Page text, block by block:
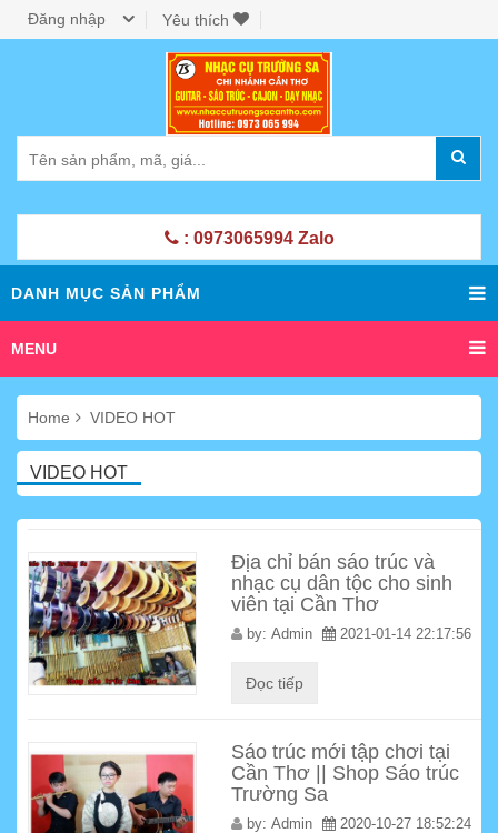
Đăng nhập Yêu thích
: 0973065994 Zalo
DANH MỤC SẢN PHẨM
MENU
Home VIDEO HOT
VIDEO HOT
Địa chỉ bán sáo trúc và
nhạc cụ dân tộc cho sinh
viên tại Cần Thơ
by: Admin 2021-01-14 22:17:56
Đọc tiếp
Sáo trúc mới tập chơi tại
Cần Thơ || Shop Sáo trúc
Trường Sa
by: Admin 2020-10-27 18:52:24